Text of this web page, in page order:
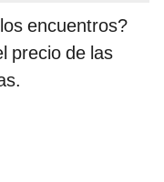
encuentros?
precio de las